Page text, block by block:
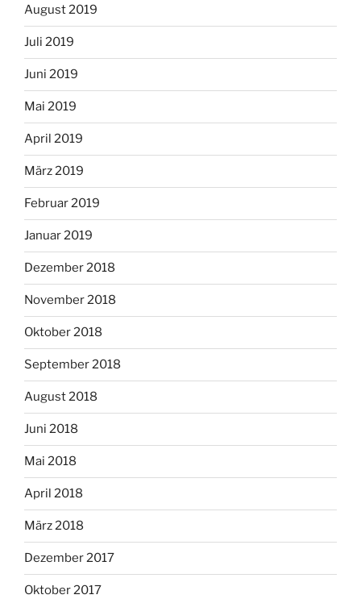
August 2019
Juli 2019
Juni 2019
Mai 2019
April 2019
März 2019
Februar 2019
Januar 2019
Dezember 2018
November 2018
Oktober 2018
September 2018
August 2018
Juni 2018
Mai 2018
April 2018
März 2018
Dezember 2017
Oktober 2017